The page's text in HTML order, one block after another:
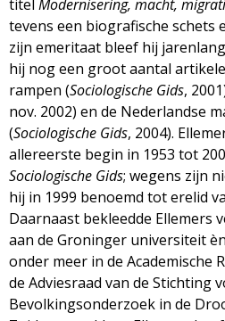
titel Modernisering, macht,
tevens een biografische schets
zijn emeritaat bleef hij
hij nog een groot aantal
rampen (Sociologische Gids,
nov. 2002) en de Nederlandse
(Sociologische Gids, 2004).
allereerste begin in 1953 tot
Sociologische Gids; wegens zijn
hij in 1999 benoemd tot erelid
Daarnaast bekleedde Ellemers
aan de Groninger universiteit
onder meer in de Academische
de Adviesraad van de Stichting
Bevolkingsonderzoek in de